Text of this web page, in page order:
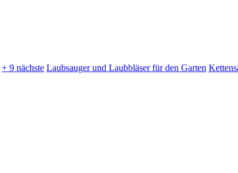
+ 9 nächste Laubsauger und Laubbläser für den Garten